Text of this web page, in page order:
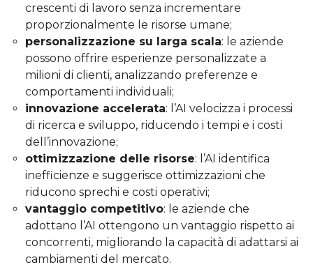
crescenti di lavoro senza incrementare
proporzionalmente le risorse umane;
personalizzazione su larga scala: le aziende
possono offrire esperienze personalizzate a
milioni di clienti, analizzando preferenze e
comportamenti individuali;
innovazione accelerata: l’AI velocizza i processi
di ricerca e sviluppo, riducendo i tempi e i costi
dell’innovazione;
ottimizzazione delle risorse: l’AI identifica
inefficienze e suggerisce ottimizzazioni che
riducono sprechi e costi operativi;
vantaggio competitivo: le aziende che
adottano l’AI ottengono un vantaggio rispetto ai
concorrenti, migliorando la capacità di adattarsi ai
cambiamenti del mercato.